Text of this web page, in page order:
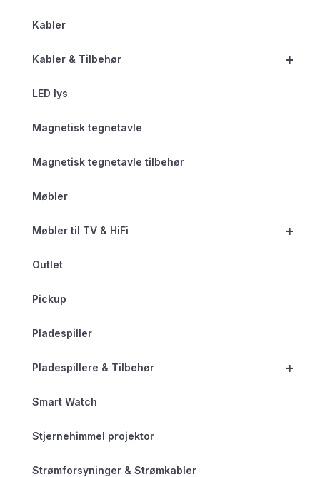
Kabler
+
Kabler & Tilbehør
LED lys
Magnetisk tegnetavle
Magnetisk tegnetavle tilbehør
Møbler
+
Møbler til TV & HiFi
Outlet
Pickup
Pladespiller
+
Pladespillere & Tilbehør
Smart Watch
Stjernehimmel projektor
Strømforsyninger & Strømkabler